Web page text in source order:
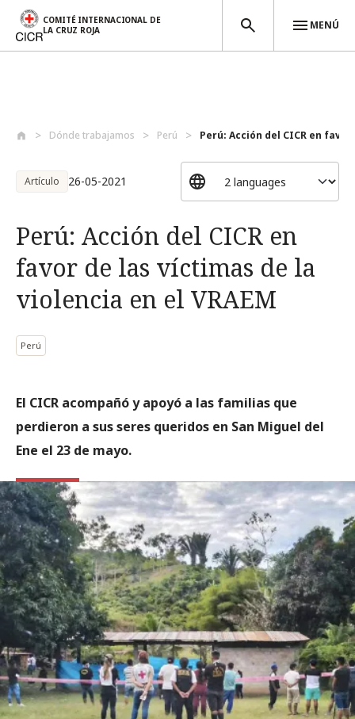
COMITÉ INTERNACIONAL DE
LA CRUZ ROJA
MENÚ
Dónde trabajamos Perú Perú: Acción del CICR en
Artículo 26-05-2021
Perú: Acción del CICR en
favor de las víctimas de la
violencia en el VRAEM
Perú
El CICR acompañó y apoyó a las familias que
perdieron a sus seres queridos en San Miguel del
Ene el 23 de mayo.